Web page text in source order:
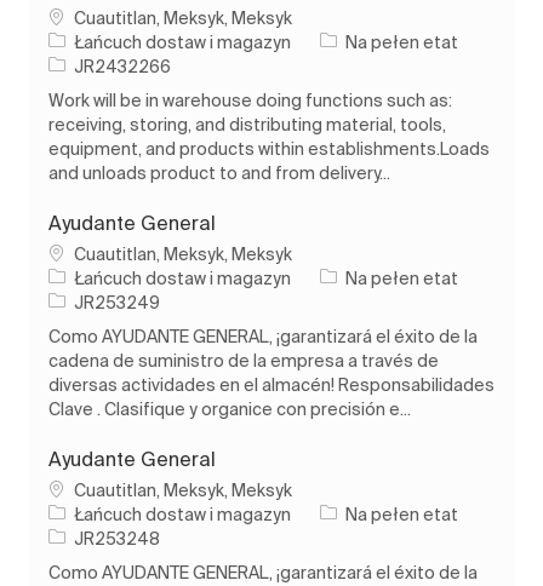
Lokalizacja
Cuautitlan, Meksyk, Meksyk
Kategoria
Łańcuch dostaw i magazyn Rodzaj pracy
Na pełen etat
Identyfikator zadania
JR2432266
Work will be in warehouse doing functions such as:
receiving, storing, and distributing material, tools,
equipment, and products within establishments.Loads
and unloads product to and from delivery...
Ayudante General
Lokalizacja
Cuautitlan, Meksyk, Meksyk
Kategoria
Łańcuch dostaw i magazyn Rodzaj pracy
Na pełen etat
Identyfikator zadania
JR253249
Como AYUDANTE GENERAL, ¡garantizará el éxito de la
cadena de suministro de la empresa a través de
diversas actividades en el almacén! Responsabilidades
Clave . Clasifique y organice con precisión e...
Ayudante General
Lokalizacja
Cuautitlan, Meksyk, Meksyk
Kategoria
Łańcuch dostaw i magazyn Rodzaj pracy
Na pełen etat
Identyfikator zadania
JR253248
Como AYUDANTE GENERAL, ¡garantizará el éxito de la